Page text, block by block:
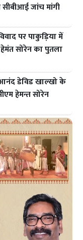
जांच मांगी
पर पाकुड़िया में
हेमंत सोरेन का पुतला
डेविड खाल्खो के
हेमन्त सोरेन